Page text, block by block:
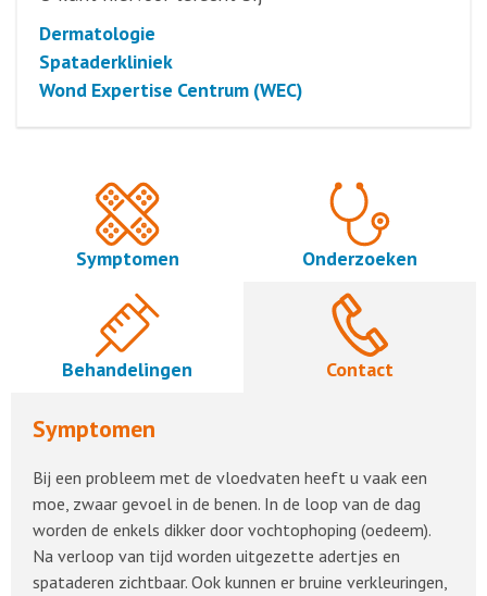
Dermatologie
Spataderkliniek
Wond Expertise Centrum (WEC)
Symptomen Onderzoeken
Behandelingen Contact
Symptomen
Bij een probleem met de vloedvaten heeft u vaak een
moe, zwaar gevoel in de benen. In de loop van de dag
worden de enkels dikker door vochtophoping (oedeem).
Na verloop van tijd worden uitgezette adertjes en
spataderen zichtbaar. Ook kunnen er bruine verkleuringen,